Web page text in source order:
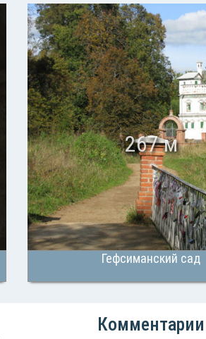
Гефсиманский сад
267 м
Комментарии